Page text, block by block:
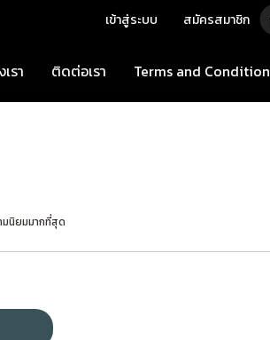
เข้าสู่ระบบ สมัครสมาชิก
รา ติดต่อเรา Terms and Condition
มนิยมมากที่สุด